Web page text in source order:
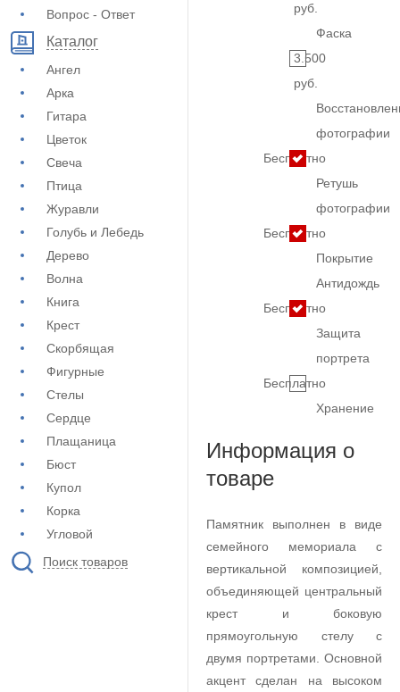
Вопрос - Ответ
Каталог
Ангел
Арка
Гитара
Цветок
Свеча
Птица
Журавли
Голубь и Лебедь
Дерево
Волна
Книга
Крест
Скорбящая
Фигурные
Стелы
Сердце
Плащаница
Бюст
Купол
Корка
Угловой
Поиск товаров
руб.
Фаска
3.500
руб.
фотографии
Бесплатно
Ретушь
фотографии
Бесплатно
Покрытие
Антидождь
Бесплатно
Защита
портрета
Бесплатно
Хранение
Информация о
товаре
Памятник выполнен в виде
семейного мемориала с
вертикальной композицией,
объединяющей центральный
крест и боковую
прямоугольную стелу с
двумя портретами. Основной
акцент сделан на высоком